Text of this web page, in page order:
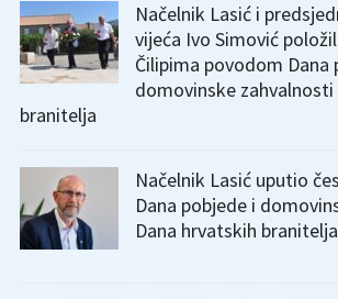
Načelnik Lasić i
vijeća Ivo Simović
Čilipima povodom Dana
domovinske
branitelja
Načelnik Lasić uputio
Dana pobjede i
Dana hrvatskih branitelja